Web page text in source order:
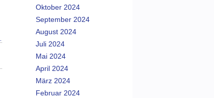
Oktober 2024
September 2024
August 2024
Juli 2024
Mai 2024
April 2024
März 2024
Februar 2024